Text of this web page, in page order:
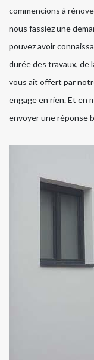
commencions à
nous fassiez une
pouvez avoir
durée des travaux, de
vous ait offert par
engage en rien. Et en
envoyer une réponse